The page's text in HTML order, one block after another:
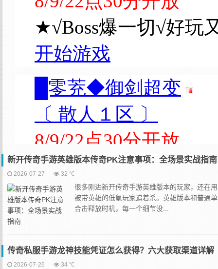
新开传奇手游英雄版本传奇PK注意事项：全场景实战指南
2026-07-27 32 ℃
很多刚进新开传奇手游英雄版本的玩家，还在
被带英雄的低氪玩家追着杀。英雄版本和普通
合击释放时机，每一个细节没...
传奇私服手游龙神技能凭证怎么获得？六大获取渠道详解
2026-07-26 34 ℃